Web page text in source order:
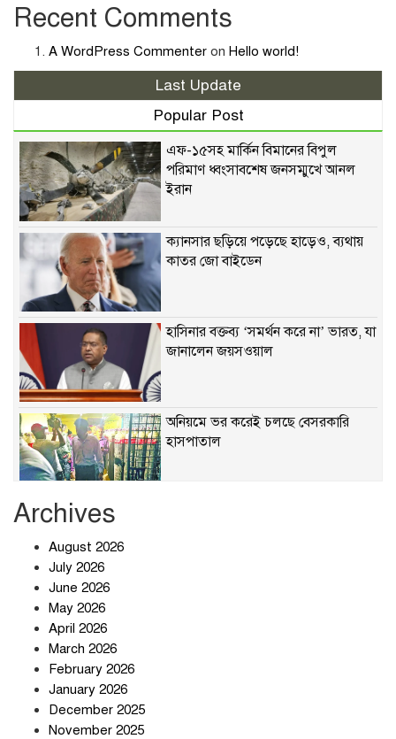
Recent Comments
A WordPress Commenter on Hello world!
Last Update
Popular Post
এফ-১৫সহ মার্কিন বিমানের বিপুল
পরিমাণ ধ্বংসাবশেষ জনসম্মুখে আনল
ইরান
ক্যানসার ছড়িয়ে পড়েছে হাড়েও, ব্যথায়
কাতর জো বাইডেন
হাসিনার বক্তব্য ‘সমর্থন করে না’ ভারত, যা
জানালেন জয়সওয়াল
অনিয়মে ভর করেই চলছে বেসরকারি
হাসপাতাল
Archives
August 2026
July 2026
June 2026
May 2026
April 2026
March 2026
February 2026
January 2026
December 2025
November 2025